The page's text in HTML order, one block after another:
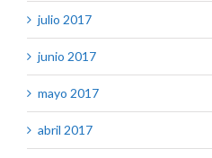
julio 2017
junio 2017
mayo 2017
abril 2017